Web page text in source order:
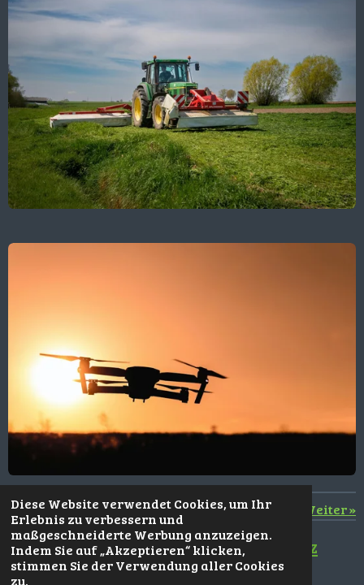
Diese Website verwendet Cookies, um Ihr
Erlebnis zu verbessern und
maßgeschneiderte Werbung anzuzeigen.
Indem Sie auf „Akzeptieren“ klicken,
stimmen Sie der Verwendung aller Cookies
zu.
«Zurück Weiter»
Kontakt-Impressum-Datenschutz